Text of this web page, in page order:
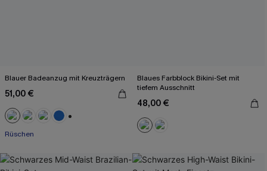
Blauer Badeanzug mit Kreuzträgern
51,00 €
Rüschen
Blaues Farbblock Bikini-Set mit
tiefem Ausschnitt
48,00 €